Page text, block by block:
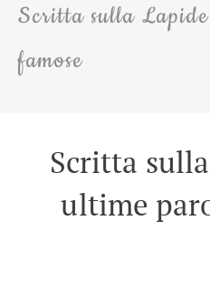
Scritta sulla
famose
Scritta
ultime